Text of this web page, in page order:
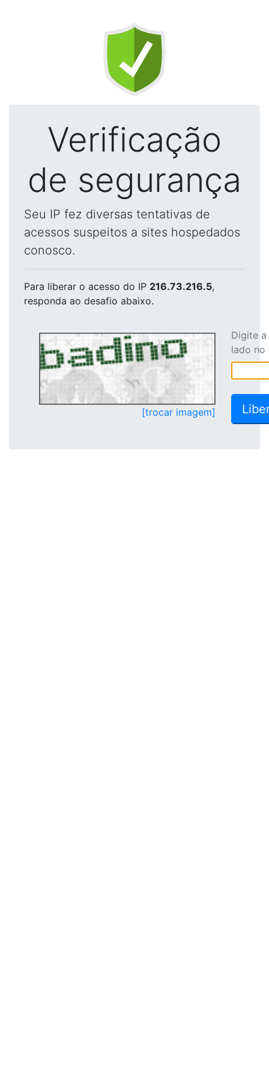
Verificação
de segurança
Seu IP fez diversas tentativas de
acessos suspeitos a sites hospedados
conosco.
Para liberar o acesso do IP 216.73.216.5,
responda ao desafio abaixo.
[trocar imagem]
Digite
lado no